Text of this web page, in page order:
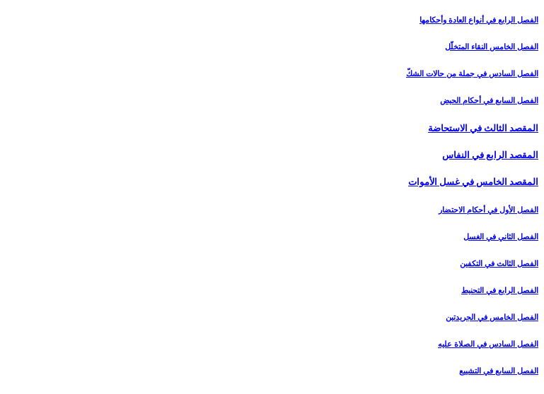
الفصل الرابع في أنواع العادة وأحكامها
الفصل الخامس النقاء المتخلّل‏
الفصل السادس في جملة من حالات الشكّ‏
الفصل السابع في أحكام الحيض
المقصد الثالث في الاستحاضة
المقصد الرابع في النفاس‏
المقصد الخامس في غسل الأموات‏
الفصل الأول في أحكام الاحتضار
الفصل الثاني في الغسل
الفصل الثالث في التكفين
الفصل الرابع‏ في التحنيط
الفصل الخامس في الجريدتين
الفصل السادس في الصلاة عليه
الفصل السابع في التشييع